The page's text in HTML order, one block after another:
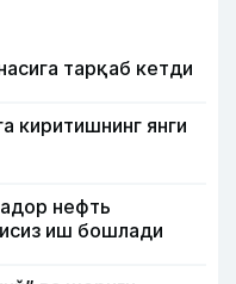
тарқаб кетди
киритишнинг янги
нефть
иш бошлади